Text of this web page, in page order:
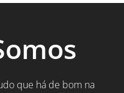
que há de bom na